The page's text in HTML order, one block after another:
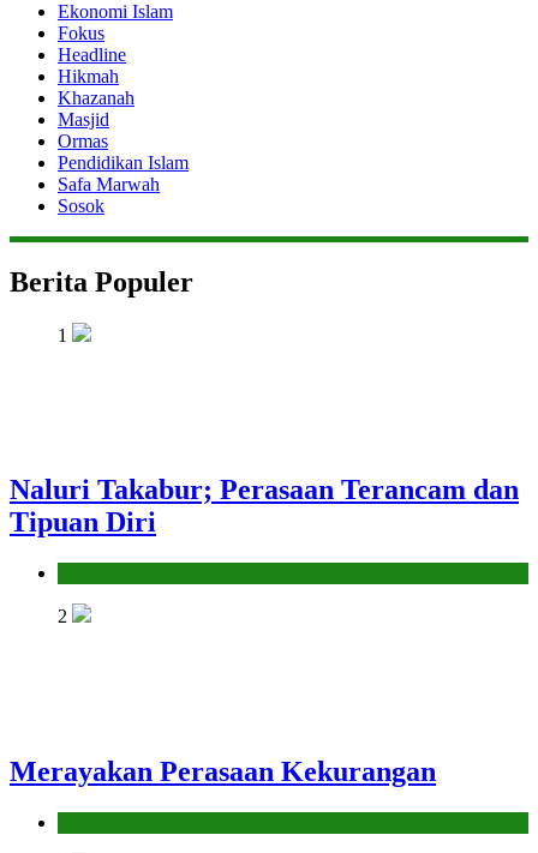
Ekonomi Islam
Fokus
Headline
Hikmah
Khazanah
Masjid
Ormas
Pendidikan Islam
Safa Marwah
Sosok
Berita Populer
1
Naluri Takabur; Perasaan Terancam dan
Tipuan Diri
2
Merayakan Perasaan Kekurangan